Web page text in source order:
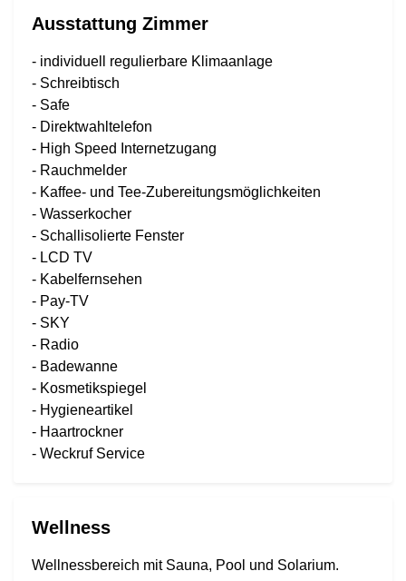
Ausstattung Zimmer
- individuell regulierbare Klimaanlage
- Schreibtisch
- Safe
- Direktwahltelefon
- High Speed Internetzugang
- Rauchmelder
- Kaffee- und Tee-Zubereitungsmöglichkeiten
- Wasserkocher
- Schallisolierte Fenster
- LCD TV
- Kabelfernsehen
- Pay-TV
- SKY
- Radio
- Badewanne
- Kosmetikspiegel
- Hygieneartikel
- Haartrockner
- Weckruf Service
Wellness
Wellnessbereich mit Sauna, Pool und Solarium.